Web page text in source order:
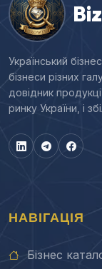
Biz
Український
бізнеси різних
довідник
ринку України, і
НАВІГАЦІЯ
Бізнес